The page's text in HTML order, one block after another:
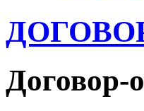
Договор-